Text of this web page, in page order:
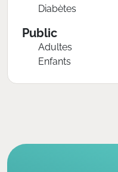
Diabètes
Public
Adultes
Enfants